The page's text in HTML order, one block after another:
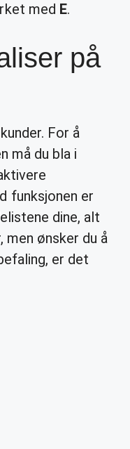
med E.
på
For å
må du bla i
funksjonen er
dine, alt
ønsker du å
er det